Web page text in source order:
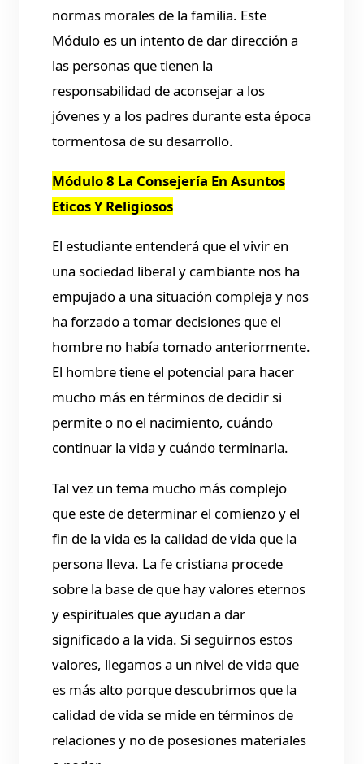
normas morales de la familia. Este
Módulo es un intento de dar dirección a
las personas que tienen la
responsabilidad de aconsejar a los
jóvenes y a los padres durante esta época
tormentosa de su desarrollo.
Módulo 8 La Consejería En Asuntos
Eticos Y Religiosos
El estudiante entenderá que el vivir en
una sociedad liberal y cambiante nos ha
empujado a una situación compleja y nos
ha forzado a tomar decisiones que el
hombre no había tomado anteriormente.
El hombre tiene el potencial para hacer
mucho más en términos de decidir si
permite o no el nacimiento, cuándo
continuar la vida y cuándo terminarla.
Tal vez un tema mucho más complejo
que este de determinar el comienzo y el
fin de la vida es la calidad de vida que la
persona lleva. La fe cristiana procede
sobre la base de que hay valores eternos
y espirituales que ayudan a dar
significado a la vida. Si seguirnos estos
valores, llegamos a un nivel de vida que
es más alto porque descubrimos que la
calidad de vida se mide en términos de
relaciones y no de posesiones materiales